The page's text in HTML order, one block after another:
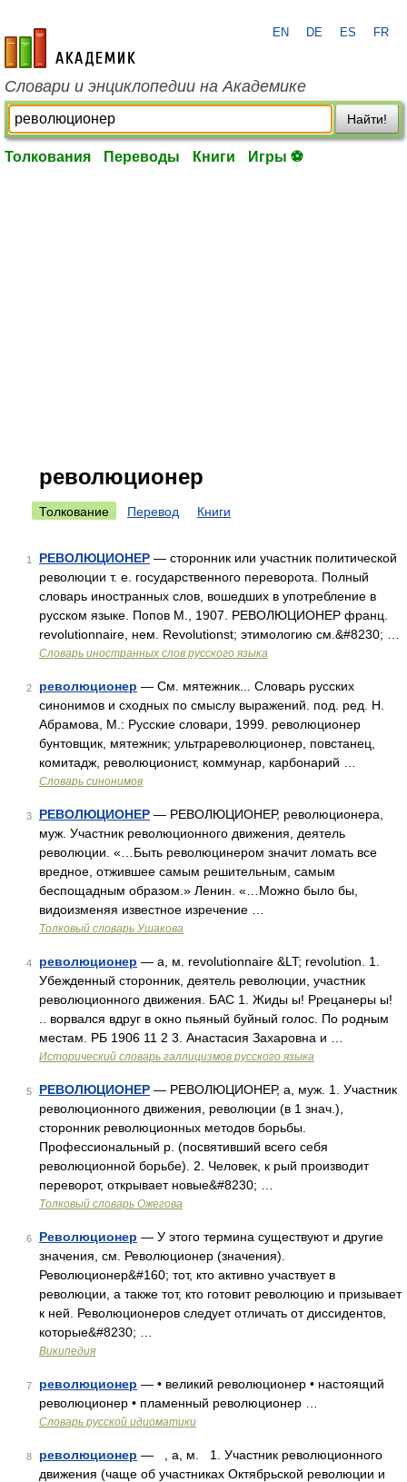
academic.ru
EN DE ES FR
Словари и энциклопедии на Академике
Найти!
Толкования Переводы Книги Игры ⚽
революционер
Толкование Перевод Книги
1 РЕВОЛЮЦИОНЕР — сторонник или участник политической
революции т. е. государственного переворота. Полный
словарь иностранных слов, вошедших в употребление в
русском языке. Попов М., 1907. РЕВОЛЮЦИОНЕР франц.
revolutionnaire, нем. Revolutionst; этимологию см.&#8230; …
Словарь иностранных слов русского языка
2 революционер — См. мятежник... Словарь русских
синонимов и сходных по смыслу выражений. под. ред. Н.
Абрамова, М.: Русские словари, 1999. революционер
бунтовщик, мятежник; ультрареволюционер, повстанец,
комитадж, революционист, коммунар, карбонарий …
Словарь синонимов
3 РЕВОЛЮЦИОНЕР — РЕВОЛЮЦИОНЕР, революционера,
муж. Участник революционного движения, деятель
революции. «…Быть революцинером значит ломать все
вредное, отжившее самым решительным, самым
беспощадным образом.» Ленин. «…Можно было бы,
видоизменяя известное изречение …
Толковый словарь Ушакова
4 революционер — а, м. revolutionnaire &LT; revolution. 1.
Убежденный сторонник, деятель революции, участник
революционного движения. БАС 1. Жиды ы! Ррецанеры ы!
.. ворвался вдруг в окно пьяный буйный голос. По родным
местам. РБ 1906 11 2 3. Анастасия Захаровна и …
Исторический словарь галлицизмов русского языка
5 РЕВОЛЮЦИОНЕР — РЕВОЛЮЦИОНЕР, а, муж. 1. Участник
революционного движения, революции (в 1 знач.),
сторонник революционных методов борьбы.
Профессиональный р. (посвятивший всего себя
революционной борьбе). 2. Человек, к рый производит
переворот, открывает новые&#8230; …
Толковый словарь Ожегова
6 Революционер — У этого термина существуют и другие
значения, см. Революционер (значения).
Революционер&#160; тот, кто активно участвует в
революции, а также тот, кто готовит революцию и призывает
к ней. Революционеров следует отличать от диссидентов,
которые&#8230; …
Википедия
7 революционер — • великий революционер • настоящий
революционер • пламенный революционер …
Словарь русской идиоматики
8 революционер — , а, м. 1. Участник революционного
движения (чаще об участниках Октябрьской революции и